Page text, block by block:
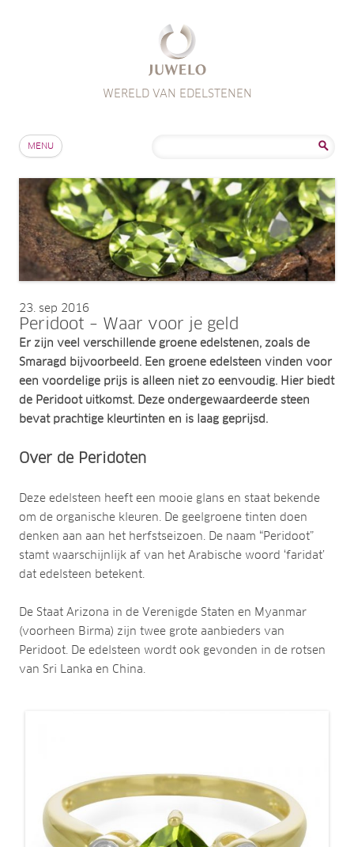
WERELD VAN EDELSTENEN
MENU
23 sep 2016
Peridoot – Waar voor je geld
Er zijn veel verschillende groene edelstenen, zoals de
Smaragd bijvoorbeeld. Een groene edelsteen vinden voor
een voordelige prijs is alleen niet zo eenvoudig. Hier biedt
de Peridoot uitkomst. Deze ondergewaardeerde steen
bevat prachtige kleurtinten en is laag geprijsd.
Over de Peridoten
Deze edelsteen heeft een mooie glans en staat bekende
om de organische kleuren. De geelgroene tinten doen
denken aan aan het herfstseizoen. De naam “Peridoot”
stamt waarschijnlijk af van het Arabische woord ‘faridat’
dat edelsteen betekent.
De Staat Arizona in de Verenigde Staten en Myanmar
(voorheen Birma) zijn twee grote aanbieders van
Peridoot. De edelsteen wordt ook gevonden in de rotsen
van Sri Lanka en China.